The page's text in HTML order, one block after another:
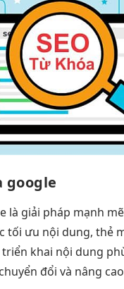
google
là giải pháp mạnh
tối ưu nội dung, thẻ
khai nội dung
đổi và nâng